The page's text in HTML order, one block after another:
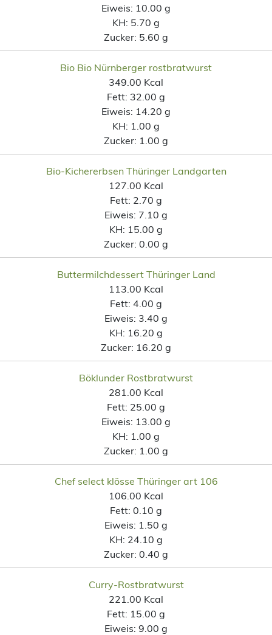
Eiweis: 10.00 g
KH: 5.70 g
Zucker: 5.60 g
Bio Bio Nürnberger rostbratwurst
349.00 Kcal
Fett: 32.00 g
Eiweis: 14.20 g
KH: 1.00 g
Zucker: 1.00 g
Bio-Kichererbsen Thüringer Landgarten
127.00 Kcal
Fett: 2.70 g
Eiweis: 7.10 g
KH: 15.00 g
Zucker: 0.00 g
Buttermilchdessert Thüringer Land
113.00 Kcal
Fett: 4.00 g
Eiweis: 3.40 g
KH: 16.20 g
Zucker: 16.20 g
Böklunder Rostbratwurst
281.00 Kcal
Fett: 25.00 g
Eiweis: 13.00 g
KH: 1.00 g
Zucker: 1.00 g
Chef select klösse Thüringer art 106
106.00 Kcal
Fett: 0.10 g
Eiweis: 1.50 g
KH: 24.10 g
Zucker: 0.40 g
Curry-Rostbratwurst
221.00 Kcal
Fett: 15.00 g
Eiweis: 9.00 g